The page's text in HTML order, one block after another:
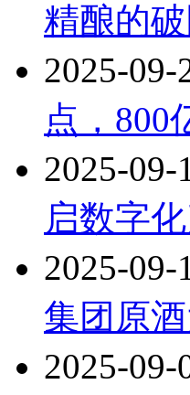
精酿的
2025-09-
点，800
2025-09-
启数字
2025-09-
集团原
2025-09-